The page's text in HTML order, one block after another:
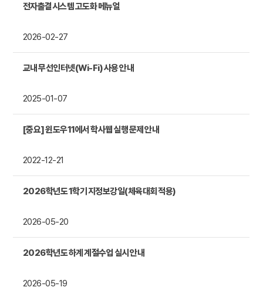
전자출결시스템 고도화 메뉴얼
2026-02-27
교내 무선인터넷(Wi-Fi) 사용 안내
2025-01-07
[중요] 윈도우11에서 학사웹 실행 문제 안내
2022-12-21
2026학년도 1학기 지정보강일(체육대회 적용)
2026-05-20
2026학년도 하계 계절수업 실시 안내
2026-05-19